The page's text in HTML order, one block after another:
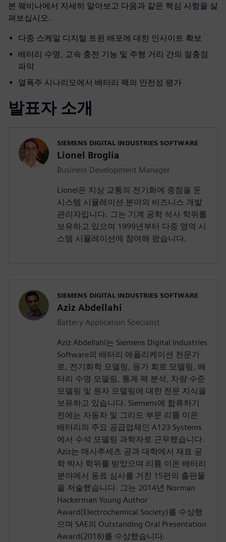
본 웨비나에서 자세히 알아보고 다음과 같은 핵심 사항을 살
펴보십시오.
다중 스케일 디지털 트윈 배포에 대한 인사이트 확보
배터리 수명, 고속 충전 기능 및 주행 거리 간의 절충점
파악
열폭주 시나리오에서 배터리 팩의 안전성 평가
발표자 소개
SIEMENS DIGITAL INDUSTRIES SOFTWARE
Lionel Broglia
Business Development Manager
Lionel은 지상 교통의 전기화에 중점을 둔
시스템 시뮬레이션 분야의 비즈니스 개발
관리자입니다. 그는 기계 공학 석사 학위를
보유하고 있으며 1999년부터 다중 영역 시
스템 시뮬레이션에 참여해 왔습니다.
SIEMENS DIGITAL INDUSTRIES SOFTWARE
Aziz Abdellahi
Battery Application Specialist
Aziz Abdellahi는 Siemens Digital Industries
Software의 배터리 애플리케이션 전문가
로, 전기화학 모델링, 등가 회로 모델링, 배
터리 수명 모델링, 통계 팩 분석, 차량 수준
모델링 및 원자 모델링에 대한 전문 지식을
보유하고 있습니다. Siemens에 합류하기
전에는 자동차 및 그리드 부문 리튬 이온
배터리의 주요 공급업체인 A123 Systems
에서 수석 모델링 과학자로 근무했습니다.
Aziz는 매사추세츠 공과 대학에서 재료 공
학 박사 학위를 받았으며 리튬 이온 배터리
분야에서 동료 심사를 거친 15편의 출판물
을 저술했습니다. 그는 2014년 Norman
Hackerman Young Author
Award(Electrochemical Society)를 수상했
으며 SAE의 Outstanding Oral Presentation
Award(2018)를 수상했습니다.